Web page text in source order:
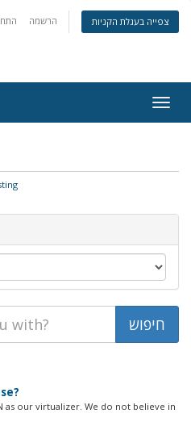
הרשמה צפייה בעגלת הקניות
as our virtualizer. We do not believe in